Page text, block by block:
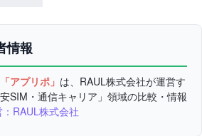
情報
「アプリポ」 は、RAUL株式会社が運営す
SIM・通信キャリア」領域の比較・情報
：RAUL株式会社